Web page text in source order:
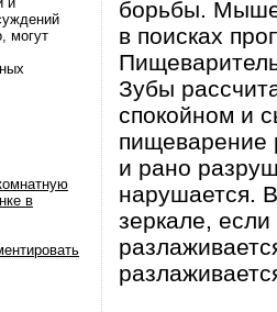
могут
в
борьбы.
в поисках
Зубы
спокойном и
пищеварение
и рано
нарушается.
зеркале,